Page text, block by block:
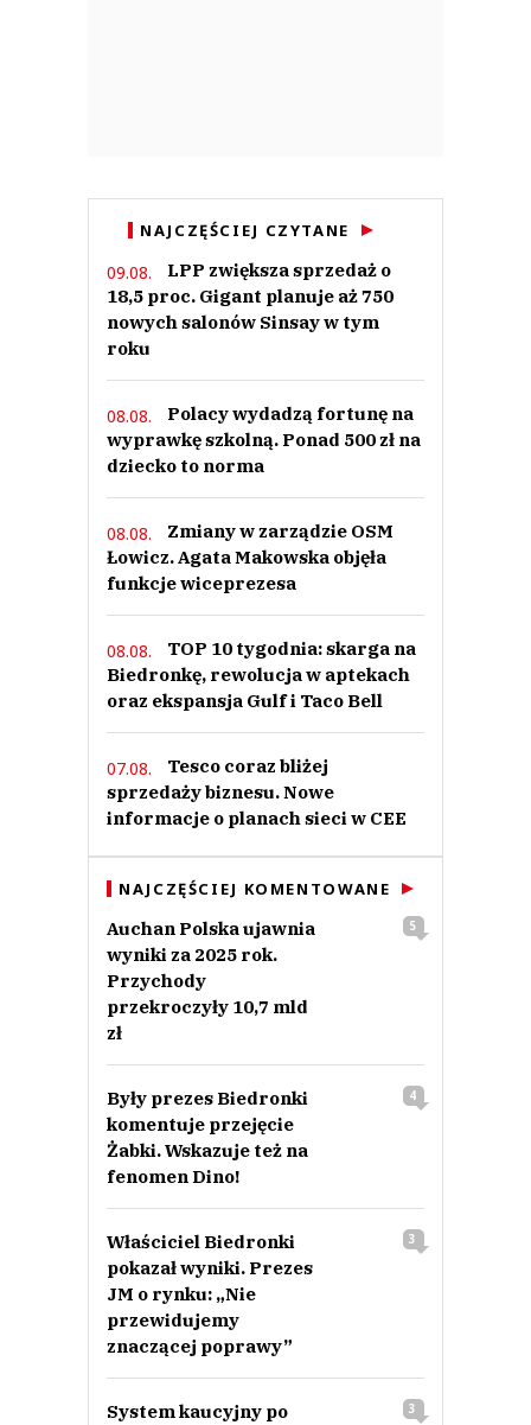
NAJCZĘŚCIEJ CZYTANE
09.08.
LPP zwiększa sprzedaż o
18,5 proc. Gigant planuje aż 750
nowych salonów Sinsay w tym
roku
08.08.
Polacy wydadzą fortunę na
wyprawkę szkolną. Ponad 500 zł na
dziecko to norma
08.08.
Zmiany w zarządzie OSM
Łowicz. Agata Makowska objęła
funkcje wiceprezesa
08.08.
TOP 10 tygodnia: skarga na
Biedronkę, rewolucja w aptekach
oraz ekspansja Gulf i Taco Bell
07.08.
Tesco coraz bliżej
sprzedaży biznesu. Nowe
informacje o planach sieci w CEE
NAJCZĘŚCIEJ KOMENTOWANE
Auchan Polska ujawnia
wyniki za 2025 rok.
Przychody
przekroczyły 10,7 mld
zł
5
Były prezes Biedronki
komentuje przejęcie
Żabki. Wskazuje też na
fenomen Dino!
4
Właściciel Biedronki
pokazał wyniki. Prezes
JM o rynku: „Nie
przewidujemy
znaczącej poprawy”
3
System kaucyjny po
3